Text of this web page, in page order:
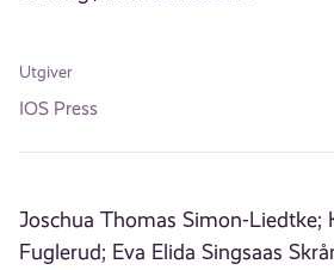
Utgiver
IOS Press
Joschua Thomas Simon-Liedtke;
Fuglerud; Eva Elida Singsaas